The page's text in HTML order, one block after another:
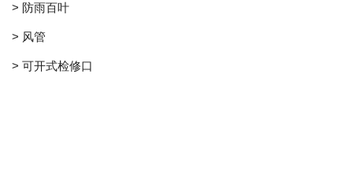
> 防雨百叶
> 风管
> 可开式检修口